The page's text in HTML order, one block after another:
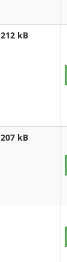
212 kB
207 kB